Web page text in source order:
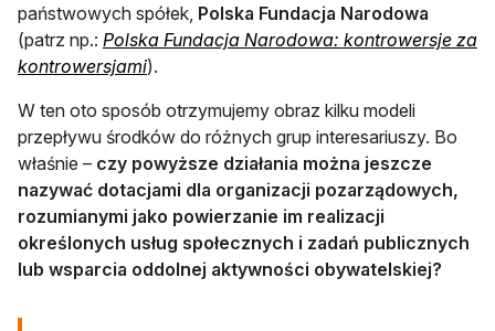
państwowych spółek, Polska Fundacja Narodowa
(patrz np.: Polska Fundacja Narodowa: kontrowersje za
kontrowersjamiotwiera się w nowej karcie
).
W ten oto sposób otrzymujemy obraz kilku modeli
przepływu środków do różnych grup interesariuszy. Bo
właśnie – czy powyższe działania można jeszcze
nazywać dotacjami dla organizacji pozarządowych,
rozumianymi jako powierzanie im realizacji
określonych usług społecznych i zadań publicznych
lub wsparcia oddolnej aktywności obywatelskiej?